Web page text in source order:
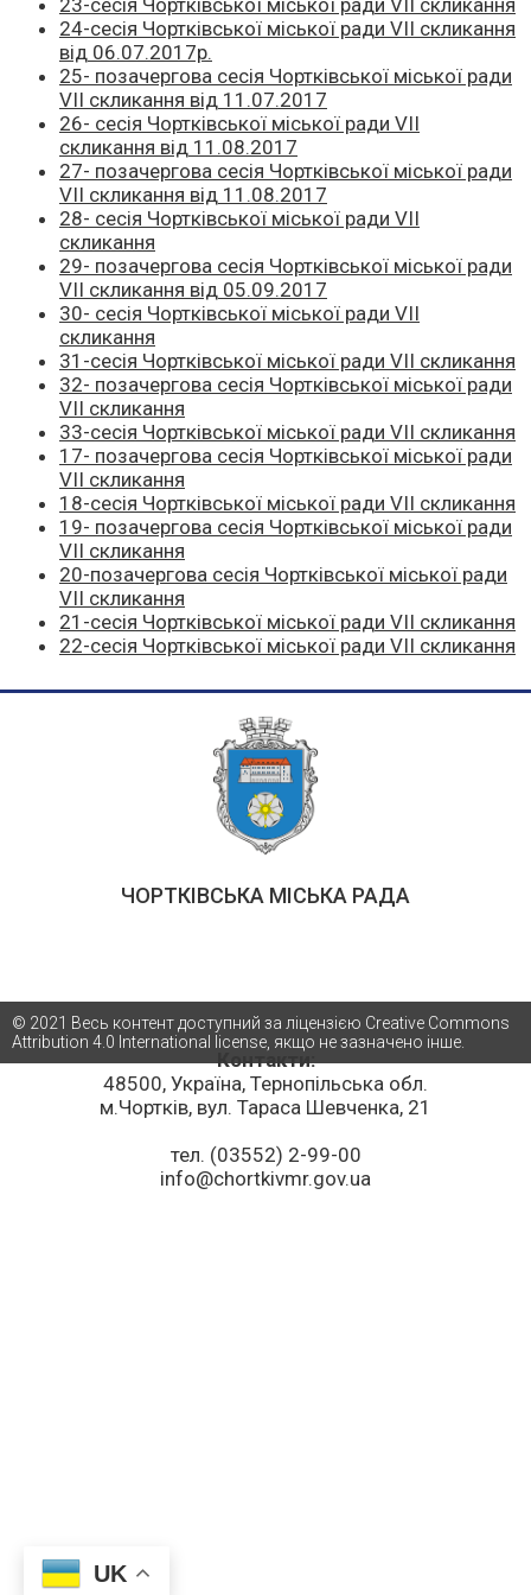
24-сесія Чортківської міської ради VII скликання
від 06.07.2017р.
25- позачергова сесія Чортківської міської ради
VII скликання від 11.07.2017
26- сесія Чортківської міської ради VII
скликання від 11.08.2017
27- позачергова сесія Чортківської міської ради
VII скликання від 11.08.2017
28- сесія Чортківської міської ради VII
скликання
29- позачергова сесія Чортківської міської ради
VII скликання від 05.09.2017
30- сесія Чортківської міської ради VII
скликання
31-сесія Чортківської міської ради VII скликання
32- позачергова сесія Чортківської міської ради
VII скликання
33-сесія Чортківської міської ради VII скликання
17- позачергова сесія Чортківської міської ради
VII скликання
18-сесія Чортківської міської ради VII скликання
19- позачергова сесія Чортківської міської ради
VII скликання
20-позачергова сесія Чортківської міської ради
VII скликання
21-сесія Чортківської міської ради VII скликання
22-сесія Чортківської міської ради VII скликання
ЧОРТКІВСЬКА МІСЬКА РАДА
Контакти:
48500, Україна, Тернопільська обл.
м.Чортків, вул. Тараса Шевченка, 21
тел. (03552) 2-99-00
info@chortkivmr.gov.ua
© 2021 Весь контент доступний за ліцензією Creative Commons
Attribution 4.0 International license, якщо не зазначено інше.
UK